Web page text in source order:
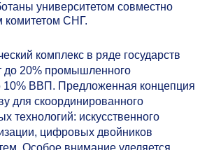
университетом совместно
комитетом СНГ.
комплекс в ряде государств
до 20% промышленного
10% ВВП. Предложенная концепция
для скоординированного
технологий: искусственного
цифровых двойников
Особое внимание уделяется